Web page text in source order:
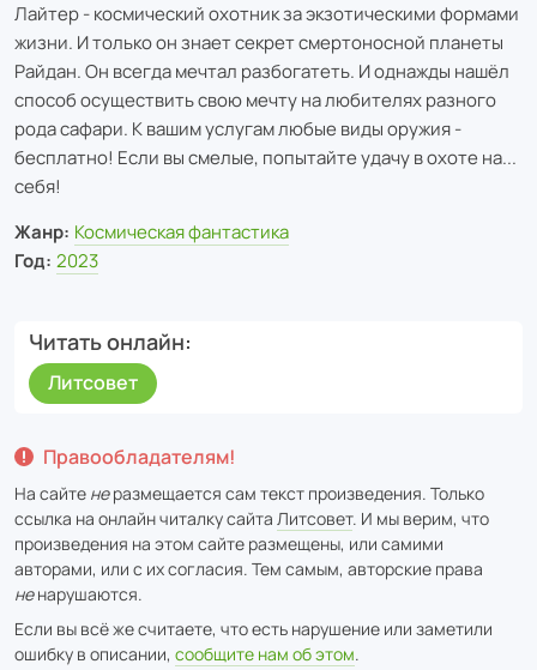
Лайтер - космический охотник за экзотическими формами
жизни. И только он знает секрет смертоносной планеты
Райдан. Он всегда мечтал разбогатеть. И однажды нашёл
способ осуществить свою мечту на любителях разного
рода сафари. К вашим услугам любые виды оружия -
бесплатно! Если вы смелые, попытайте удачу в охоте на...
себя!
Жанр: Космическая фантастика
Год: 2023
Читать онлайн
Литсовет
Правообладателям!
На сайте неразмещается сам текст произведения. Только
ссылка на онлайн читалку сайта Литсовет. И мы верим, что
произведения на этом сайте размещены, или самими
авторами, или с их согласия. Тем самым, авторские права
ненарушаются.
Если вы всё же считаете, что есть нарушение или заметили
ошибку в описании, сообщите нам об этом.